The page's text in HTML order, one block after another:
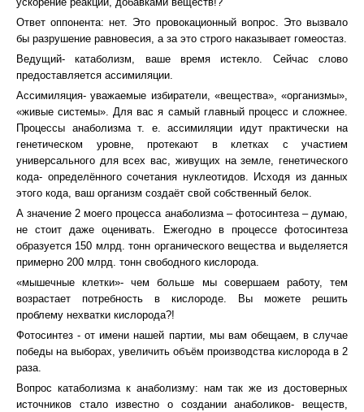
Ответ оппонента: нет. Это провокационный вопрос. Это вызвало
бы разрушение равновесия, а за это строго наказывает гомеостаз.
Ведущий- катаболизм, ваше время истекло. Сейчас слово
предоставляется ассимиляции.
Ассимиляция- уважаемые избиратели, «вещества», «организмы»,
«живые системы». Для вас я самый главный процесс и сложнее.
Процессы анаболизма т. е. ассимиляции идут практически на
генетическом уровне, протекают в клетках с участием
универсального для всех вас, живущих на земле, генетического
кода- определённого сочетания нуклеотидов. Исходя из данных
этого кода, ваш организм создаёт свой собственный белок.
А значение 2 моего процесса анаболизма – фотосинтеза – думаю,
не стоит даже оценивать. Ежегодно в процессе фотосинтеза
образуется 150 млрд. тонн органического вещества и выделяется
примерно 200 млрд. тонн свободного кислорода.
«мышечные клетки»- чем больше мы совершаем работу, тем
возрастает потребность в кислороде. Вы можете решить
проблему нехватки кислорода?!
Фотосинтез - от имени нашей партии, мы вам обещаем, в случае
победы на выборах, увеличить объём производства кислорода в 2
раза.
Вопрос катаболизма к анаболизму: нам так же из достоверных
источников стало известно о создании анаболиков- веществ,